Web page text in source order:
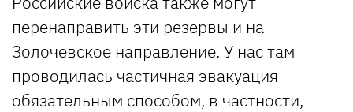
перенаправить эти резервы и на
Золочевское направление. У нас там
проводилась частичная эвакуация
обязательным способом, в частности,